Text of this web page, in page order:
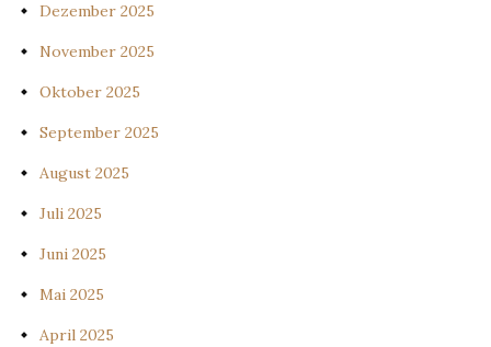
Dezember 2025
November 2025
Oktober 2025
September 2025
August 2025
Juli 2025
Juni 2025
Mai 2025
April 2025